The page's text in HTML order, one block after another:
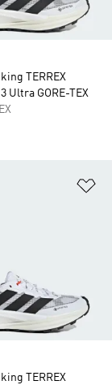
TERREX
Ultra GORE-TEX
dei desideri
TERREX